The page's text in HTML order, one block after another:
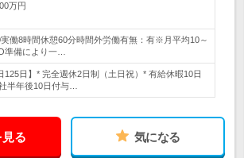
万円
働8時間休憩60分時間外労働有無：有※月平均10～
準備により一…
125日】* 完全週休2日制（土日祝）* 有給休暇10日
半年後10日付与…
る 気になる